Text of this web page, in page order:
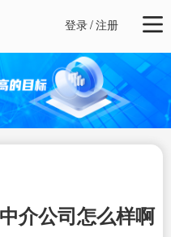
登录/注册
介公司怎么样啊